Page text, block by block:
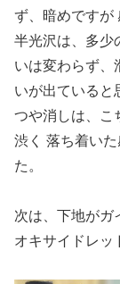
ず、暗めですが
半光沢は、多少
いは変わらず、
いが出ていると
つや消しは、こ
渋く 落ち着い
た。
次は、下地がガ
オキサイドレッ